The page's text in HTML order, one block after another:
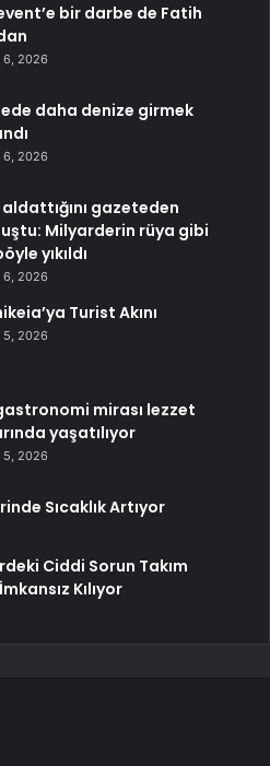
bir darbe de Fatih
6, 2026
daha denize girmek
6, 2026
aldattığını gazeteden
Milyarderin rüya gibi
yıkıldı
6, 2026
Turist Akını
5, 2026
mirası lezzet
yaşatılıyor
5, 2026
Sıcaklık Artıyor
Ciddi Sorun Takım
Kılıyor